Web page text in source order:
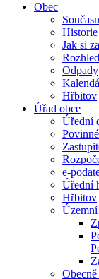
Obec
Historie
Jak si
Odpady
Hřbitov
Úřad obce
Úřední
e-
Úřední
Hřbitov
Územní